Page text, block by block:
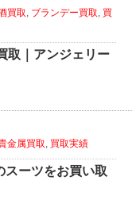
買取 ブランデー買取 買
取｜アンジェリー
金属買取, 買取実績
スーツをお買い取